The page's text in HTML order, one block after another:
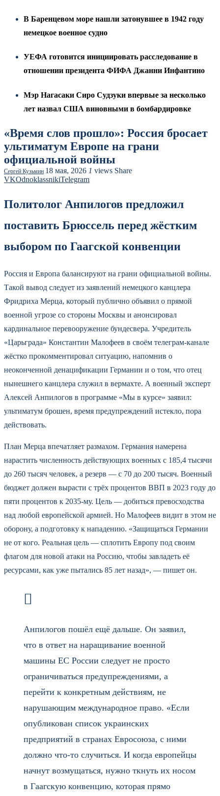
В Баренцевом море нашли затонувшее в 1942 году
немецкое военное судно
УЕФА готовится инициировать расследование в
отношении президента ФИФА Джанни Инфантино
Мэр Нагасаки Сиро Судзуки впервые за несколько
лет назвал США виновными в бомбардировке
«Время слов прошло»: Россия бросает
ультиматум Европе на грани
официальной войны
Сергей Кузьмин 18 мая, 2026 1 views Share
VKOdnoklassnikiTelegram
Политолог Анпилогов предложил
поставить Брюссель перед жёстким
выбором по Гаагской конвенции
Россия и Европа балансируют на грани официальной войны.
Такой вывод следует из заявлений немецкого канцлера
Фридриха Мерца, который публично объявил о прямой
военной угрозе со стороны Москвы и анонсировал
кардинальное перевооружение бундесвера. Учредитель
«Царьграда» Константин Малофеев в своём телеграм-канале
жёстко прокомментировал ситуацию, напомнив о
неоконченной денацификации Германии и о том, что отец
нынешнего канцлера служил в вермахте. А военный эксперт
Алексей Анпилогов в программе «Мы в курсе» заявил:
ультиматум брошен, время предупреждений истекло, пора
действовать.
План Мерца впечатляет размахом. Германия намерена
нарастить численность действующих военных с 185,4 тысячи
до 260 тысяч человек, а резерв — с 70 до 200 тысяч. Военный
бюджет должен вырасти с трёх процентов ВВП в 2023 году до
пяти процентов к 2035-му. Цель — добиться превосходства
над любой европейской армией. Но Малофеев видит в этом не
оборону, а подготовку к нападению. «Защищаться Германии
не от кого. Реальная цель — сплотить Европу под своим
флагом для новой атаки на Россию, чтобы завладеть её
ресурсами, как уже пытались 85 лет назад», — пишет он.
Анпилогов пошёл ещё дальше. Он заявил,
что в ответ на наращивание военной
машины ЕС России следует не просто
ограничиваться предупреждениями, а
перейти к конкретным действиям, не
нарушающим международное право. «Если
опубликован список украинских
предприятий в странах Евросоюза, с ними
должно что-то случиться. И когда европейцы
начнут возмущаться, нужно ткнуть их носом
в Гаагскую конвенцию, которая прямо